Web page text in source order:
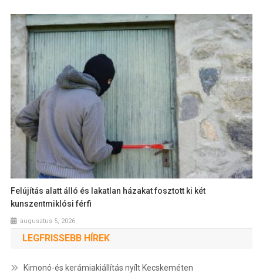
Felújítás alatt álló és lakatlan házakat fosztott ki két
kunszentmiklósi férfi
augusztus 5, 2026
LEGFRISSEBB HÍREK
Kimonó-és kerámiakiállítás nyílt Kecskeméten